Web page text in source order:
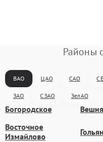
Районы
ВАО ЦАО САО
ЗАО СЗАО ЗелАО
Богородское
Восточное
Измайлово